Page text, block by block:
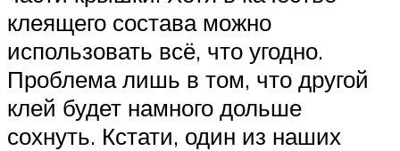
клеящего состава можно
использовать всё, что угодно.
Проблема лишь в том, что другой
клей будет намного дольше
сохнуть. Кстати, один из наших